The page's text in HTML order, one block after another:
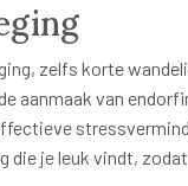
zelfs korte
aanmaak van
die je leuk vindt,